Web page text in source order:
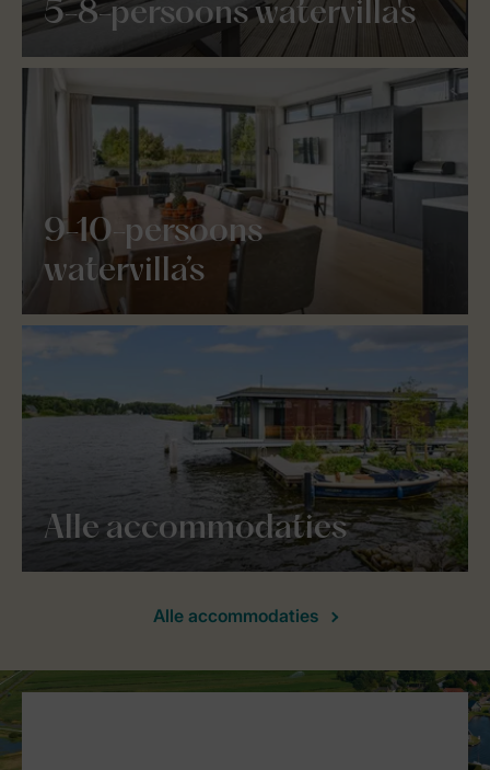
5-8-persoons watervilla's
9-10-persoons
watervilla’s
Alle accommodaties
Alle accommodaties
Service Rating from our guests